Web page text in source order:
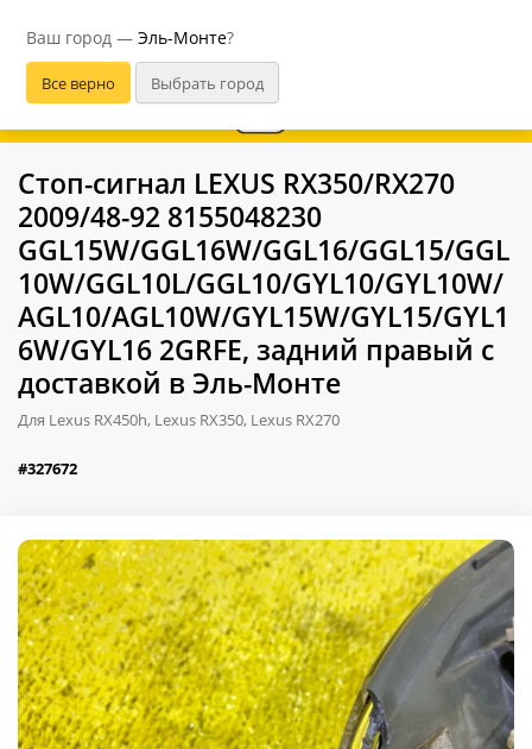
Ваш город — Эль-Монте?
Стоп-сигнал LEXUS RX350/RX270
2009/48-92 8155048230
GGL15W/GGL16W/GGL16/GGL15/GGL
10W/GGL10L/GGL10/GYL10/GYL10W/
AGL10/AGL10W/GYL15W/GYL15/GYL1
6W/GYL16 2GRFE, задний правый с
доставкой в Эль-Монте
Для Lexus RX450h, Lexus RX350, Lexus RX270
#327672